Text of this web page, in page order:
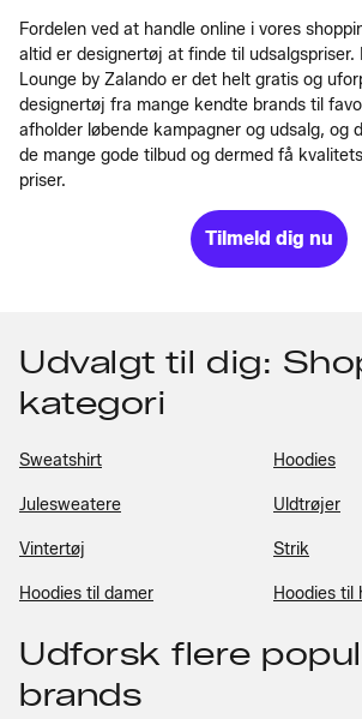
Fordelen ved at handle online i vores
altid er designertøj at finde til udsalgspriser.
Lounge by Zalando er det helt gratis og
designertøj fra mange kendte brands til
afholder løbende kampagner og udsalg, og
de mange gode tilbud og dermed få
priser.
Tilmeld dig nu
Udvalgt til dig:
kategori
Sweatshirt Hoodies
Julesweatere Uldtrøjer
Vintertøj Strik
Hoodies til damer Hoodies til
Udforsk flere
brands